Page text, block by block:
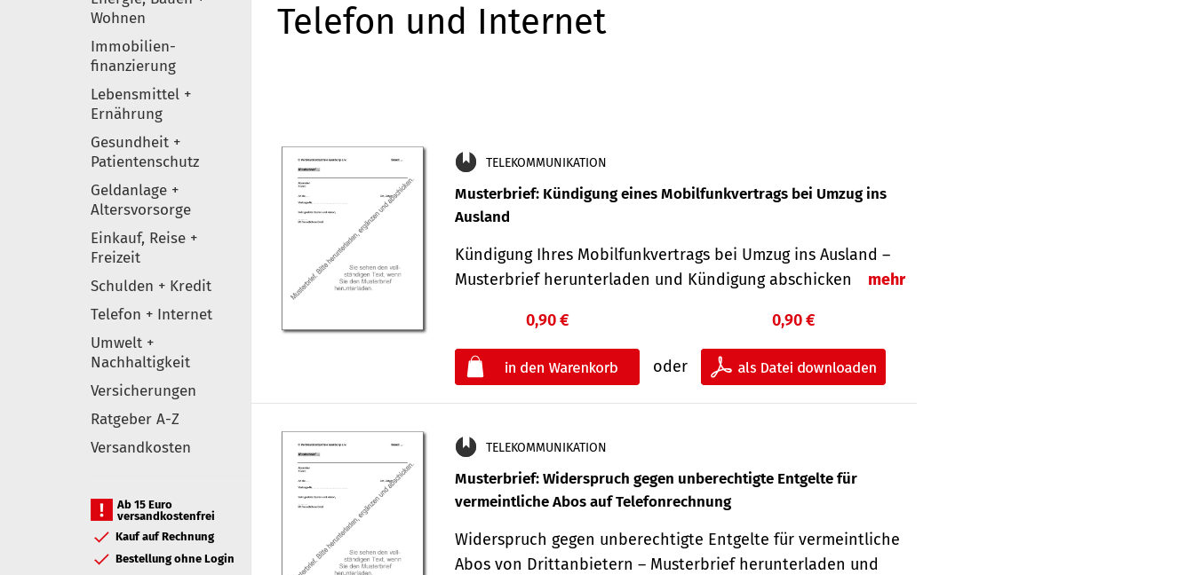
Elemente
Wohnen
Immobilien-
finanzierung
Lebensmittel +
Ernährung
Gesundheit +
Patientenschutz
Geldanlage +
Altersvorsorge
Einkauf, Reise +
Freizeit
Schulden + Kredit
Telefon + Internet
Umwelt +
Nachhaltigkeit
Versicherungen
Ratgeber A-Z
Versandkosten
Ab 15 Euro
versandkostenfrei
Kauf auf Rechnung
Bestellung ohne Login
Telefon und Internet
TELEKOMMUNIKATION
Musterbrief: Kündigung eines Mobilfunkvertrags bei Umzug ins
Ausland
Kündigung Ihres Mobilfunkvertrags bei Umzug ins Ausland –
Musterbrief herunterladen und Kündigung abschicken
mehr
0,90 €
oder
0,90 €
TELEKOMMUNIKATION
Musterbrief: Widerspruch gegen unberechtigte Entgelte für
vermeintliche Abos auf Telefonrechnung
Widerspruch gegen unberechtigte Entgelte für vermeintliche
Abos von Drittanbietern – Musterbrief herunterladen und